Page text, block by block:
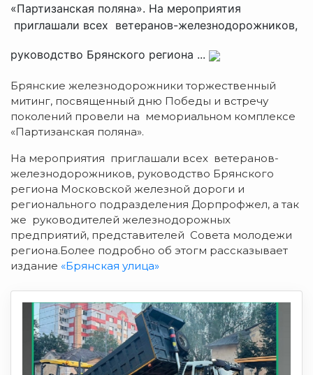
«Партизанская поляна». На мероприятия
приглашали всех ветеранов-железнодорожников,
руководство Брянского региона ...
Брянские железнодорожники торжественный
митинг, посвященный дню Победы и встречу
поколений провели на мемориальном комплексе
«Партизанская поляна».
На мероприятия приглашали всех ветеранов-
железнодорожников, руководство Брянского
региона Московской железной дороги и
регионального подразделения Дорпрофжел, а так
же руководителей железнодорожных
предприятий, представителей Совета молодежи
региона.Более подробно об этогм рассказывает
издание «Брянская улица»